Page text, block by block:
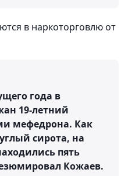
в наркоторговлю от
года в
19-летний
мефедрона. Как
сирота, на
пять
Кожаев.